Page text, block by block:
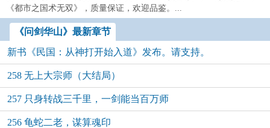
《都市之国术无双》，质量保证，欢迎品鉴。...
《问剑华山》最新章节
新书《民国：从神打开始入道》发布。请支持。
258 无上大宗师（大结局）
257 只身转战三千里，一剑能当百万师
256 龟蛇二老，谋算魂印